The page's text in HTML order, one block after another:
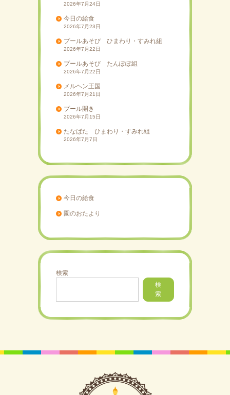
2026年7月24日
今日の給食
2026年7月23日
プールあそび ひまわり・すみれ組
2026年7月22日
プールあそび たんぽぽ組
2026年7月22日
メルヘン王国
2026年7月21日
プール開き
2026年7月15日
たなばた ひまわり・すみれ組
2026年7月7日
今日の給食
園のおたより
検索
検
索